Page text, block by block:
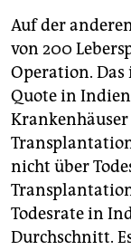
Auf der
von 200
Operation.
Quote in
nicht über
Todesrate in
Durchschnitt.